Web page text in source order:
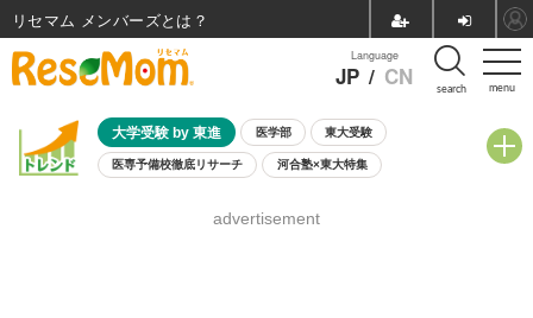
menu
Language
JP / CN search
大学受験 by 東進 医学部 東大受験
医専予備校徹底リサーチ 河合塾×東大特集
8月開催学校説明会・相談会
advertisement
リセマム メンバーズ